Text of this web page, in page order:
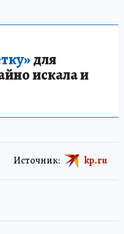
для
искала и
Источник: kp.ru